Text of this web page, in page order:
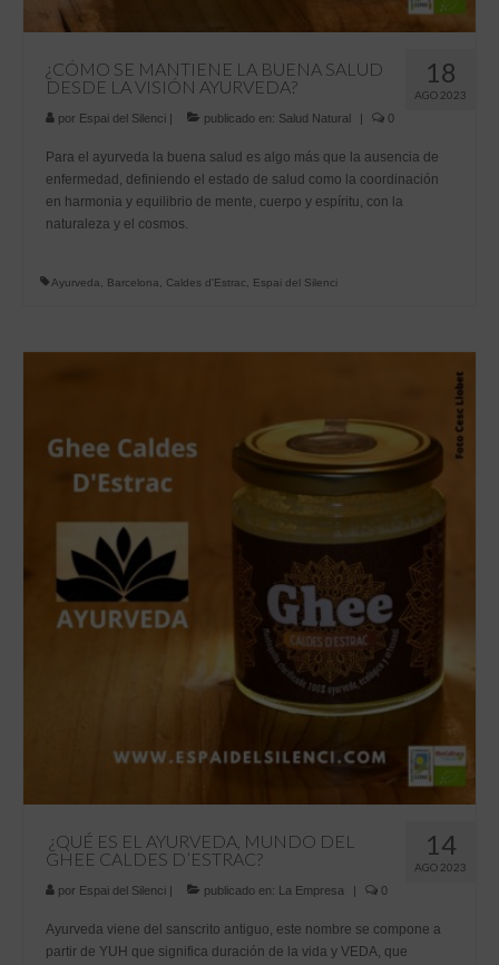
18
AGO 2023
¿CÓMO SE MANTIENE LA BUENA SALUD
DESDE LA VISIÓN AYURVEDA?
por Espai del Silenci | publicado en: Salud Natural | 0
Para el ayurveda la buena salud es algo más que la ausencia de
enfermedad, definiendo el estado de salud como la coordinación
en harmonia y equilibrio de mente, cuerpo y espíritu, con la
naturaleza y el cosmos.
Ayurveda Barcelona Caldes d'Estrac Espai del Silenci
14
AGO 2023
¿QUÉ ES EL AYURVEDA, MUNDO DEL
GHEE CALDES D’ESTRAC?
por Espai del Silenci | publicado en: La Empresa | 0
Ayurveda viene del sanscrito antiguo, este nombre se compone a
partir de YUH que significa duración de la vida y VEDA, que